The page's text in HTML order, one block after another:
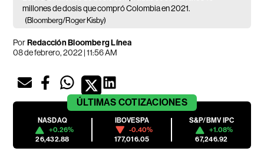
millones de dosis que compró Colombia en 2021.
(Bloomberg/Roger Kisby)
PorRedacción Bloomberg Línea
08 de febrero, 2022 | 11:56 AM
ÚLTIMAS COTIZACIONES
NASDAQ
+0.26%
26,432.88
IBOVESPA
-0.40%
177,016.05
S&P/BMV IPC
+1.08%
67,246.92